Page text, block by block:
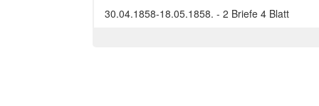
30.04.1858-18.05.1858. - 2 Briefe 4 Blatt